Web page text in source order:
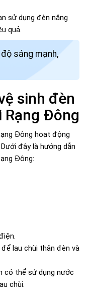
sử dụng đèn năng
quả.
độ sáng mạnh,
sinh đèn
Đông
Đông hoạt động
đây là hướng dẫn
Đông:
lau chùi thân đèn và
có thể sử dụng nước
chùi.